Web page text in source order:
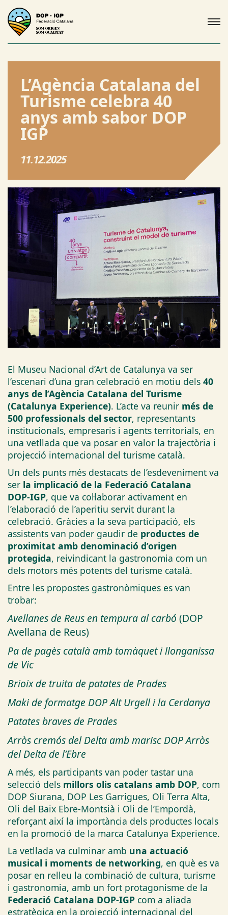
L’Agència Catalana del
Turisme celebra 40
anys amb sabor DOP
IGP
11.12.2025
El Museu Nacional d’Art de Catalunya va ser
l’escenari d’una gran celebració en motiu dels 40
anys de l’Agència Catalana del Turisme
(Catalunya Experience). L’acte va reunir més de
500 professionals del sector, representants
institucionals, empresaris i agents territorials, en
una vetllada que va posar en valor la trajectòria i
projecció internacional del turisme català.
Un dels punts més destacats de l’esdeveniment va
ser la implicació de la Federació Catalana
DOP‑IGP, que va col·laborar activament en
l’elaboració de l’aperitiu servit durant la
celebració. Gràcies a la seva participació, els
assistents van poder gaudir de productes de
proximitat amb denominació d’origen
protegida, reivindicant la gastronomia com un
dels motors més potents del turisme català.
Entre les propostes gastronòmiques es van
trobar:
Avellanes de Reus en tempura al carbó (DOP
Avellana de Reus)
Pa de pagès català amb tomàquet i llonganissa
de Vic
Brioix de truita de patates de Prades
Maki de formatge DOP Alt Urgell i la Cerdanya
Patates braves de Prades
Arròs cremós del Delta amb marisc DOP Arròs
del Delta de l’Ebre
A més, els participants van poder tastar una
selecció dels millors olis catalans amb DOP, com
DOP Siurana, DOP Les Garrigues, Oli Terra Alta,
Oli del Baix Ebre‑Montsià i Oli de l’Empordà,
reforçant així la importància dels productes locals
en la promoció de la marca Catalunya Experience.
La vetllada va culminar amb una actuació
musical i moments de networking, en què es va
posar en relleu la combinació de cultura, turisme
i gastronomia, amb un fort protagonisme de la
Federació Catalana DOP‑IGP com a aliada
estratègica en la projecció internacional del